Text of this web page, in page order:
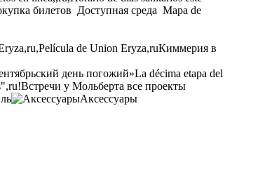
билетов Доступная среда Mapa de
de Union Eryza,ruКиммерия в
день погожий»La décima etapa del
Встречи у Мольберта все проекты
Аксессуары